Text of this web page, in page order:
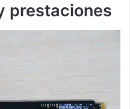
prestaciones